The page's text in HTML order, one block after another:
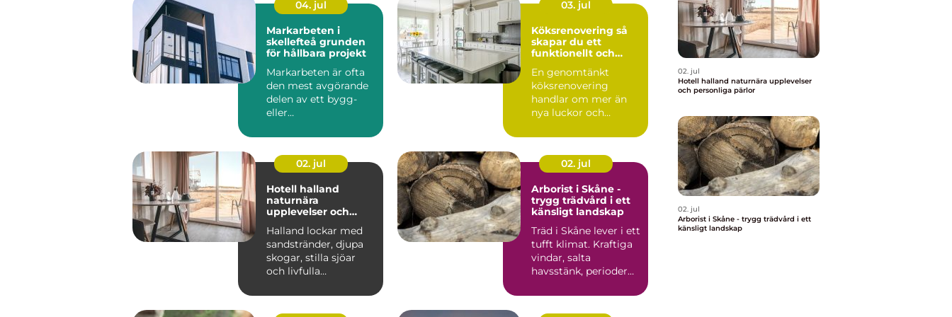
04. jul
Markarbeten i
skellefteå grunden
för hållbara projekt
Markarbeten är ofta
den mest avgörande
delen av ett bygg-
eller
men också den de...
03. jul
Köksrenovering så
skapar du ett
funktionellt och
En genomtänkt
köksrenovering
handlar om mer än
nya luckor och
bra kök ska fung...
02. jul
Hotell halland
naturnära
upplevelser och
Halland lockar med
sandstränder, djupa
skogar, stilla sjöar
och livfulla
många räcke...
02. jul
Arborist i Skåne -
trygg trädvård i ett
känsligt landskap
Träd i Skåne lever i ett
tufft klimat. Kraftiga
vindar, salta
havsstänk, perioder
02. jul
Hotell halland naturnära upplevelser
och personliga pärlor
02. jul
Arborist i Skåne - trygg trädvård i ett
känsligt landskap